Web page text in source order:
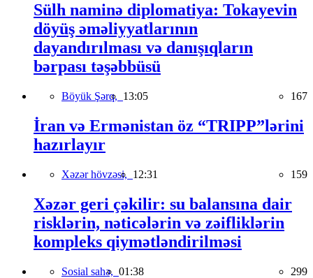
Sülh naminə diplomatiya: Tokayevin
döyüş əməliyyatlarının
dayandırılması və danışıqların
bərpası təşəbbüsü
Böyük Şərq, 13:05 167
İran və Ermənistan öz “TRIPP”lərini
hazırlayır
Xəzər hövzəsi, 12:31 159
Xəzər geri çəkilir: su balansına dair
risklərin, nəticələrin və zəifliklərin
kompleks qiymətləndirilməsi
Sosial sahə, 01:38 299